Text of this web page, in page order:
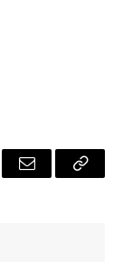
Email
Copy